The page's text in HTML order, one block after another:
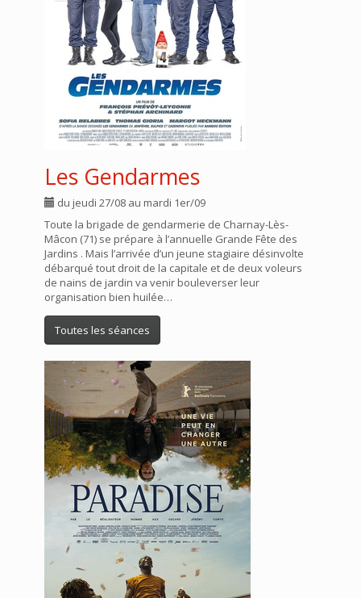
Les Gendarmes
du jeudi 27/08 au mardi 1er/09
Toute la brigade de gendarmerie de Charnay-Lès-
Mâcon (71) se prépare à l’annuelle Grande Fête des
Jardins . Mais l’arrivée d’un jeune stagiaire désinvolte
débarqué tout droit de la capitale et de deux voleurs
de nains de jardin va venir bouleverser leur
organisation bien huilée…
Toutes les séances